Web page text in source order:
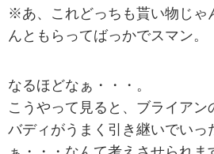
※あ、これどっちも貰い物じゃ
んともらってばっかでスマン。
なるほどなぁ・・・。
こうやって見ると、ブライアン
バディがうまく引き継いでいっ